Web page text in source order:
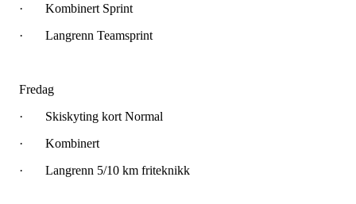
· Kombinert Sprint
· Langrenn Teamsprint
Fredag
· Skiskyting kort Normal
· Kombinert
· Langrenn 5/10 km friteknikk